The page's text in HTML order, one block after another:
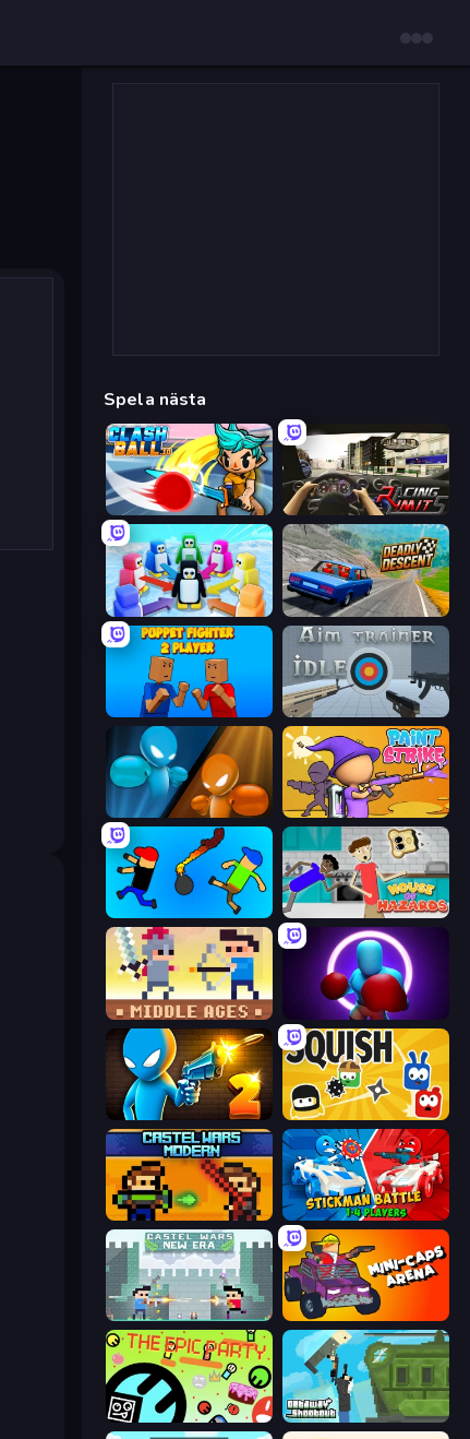
Spela nästa
ClashBall.io Racing Limits
Knockout! Deadly Descent
Puppet Fighter 2 Player Aim Trainer Idle
Drunken Boxing Paint Strike
Mini-Caps: Bombs House of Hazards
Castle Wars: Middle Ages Punch Max
Drunken Duel 2 Squish
Castle Wars: Modern Stickman battle 1-4 Players
Castle Wars: New Era Mini-Caps: Arena
The Epic Party Getaway Shootout